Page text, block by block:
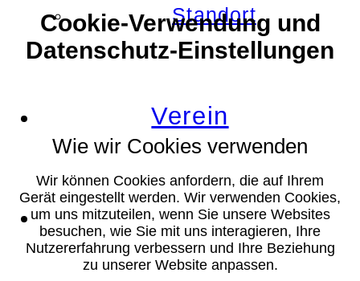
Standort
Verein
Suche
Cookie-Verwendung und
Datenschutz-Einstellungen
Wie wir Cookies verwenden
Wir können Cookies anfordern, die auf Ihrem
Gerät eingestellt werden. Wir verwenden Cookies,
um uns mitzuteilen, wenn Sie unsere Websites
besuchen, wie Sie mit uns interagieren, Ihre
Nutzererfahrung verbessern und Ihre Beziehung
zu unserer Website anpassen.